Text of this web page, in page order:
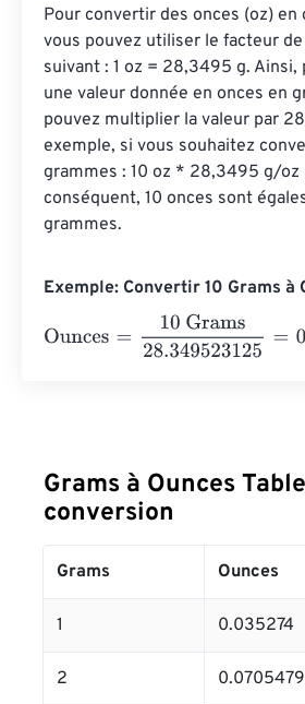
Pour convertir des onces (oz) en
vous pouvez utiliser le facteur
suivant : 1 oz = 28,3495 g.
une valeur donnée en onces en
pouvez multiplier la valeur par
exemple, si vous souhaitez
grammes : 10 oz * 28,3495 g/
conséquent, 10 onces sont
grammes.
Exemple: Convertir 10 Grams à
Ounces
10 Grams28.349523125
Grams à Ounces
conversion
Grams Ounces
1 0.035274
2 0.0705479